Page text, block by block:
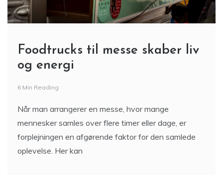
og energi
mennesker samles over flere timer eller dage, er
forplejningen en afgørende faktor for den samlede
oplevelse. Her kan